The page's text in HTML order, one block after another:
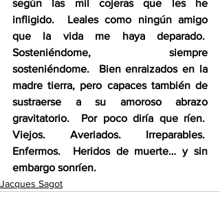
según las mil cojeras que les he
infligido.  Leales como ningún amigo
que la vida me haya deparado.
Sosteniéndome, siempre
sosteniéndome.  Bien enraizados en la
madre tierra, pero capaces también de
sustraerse a su amoroso abrazo
gravitatorio.  Por poco diría que ríen.
Viejos.  Averiados.  Irreparables.
Enfermos.  Heridos de muerte… y sin
embargo sonríen.
Jacques Sagot